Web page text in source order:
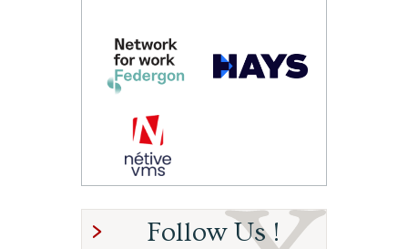
Follow Us !